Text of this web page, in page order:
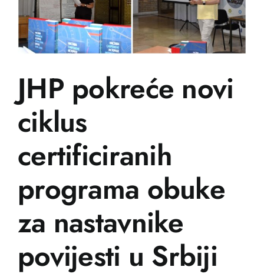
Učenje
Postanite prijatelj
Hrvatski
JHP pokreće novi
ciklus
certificiranih
programa obuke
za nastavnike
povijesti u Srbiji